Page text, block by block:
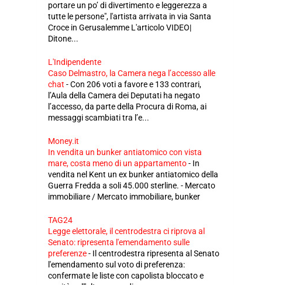
portare un po’ di divertimento e leggerezza a
tutte le persone", l'artista arrivata in via Santa
Croce in Gerusalemme L'articolo VIDEO|
Ditone...
L'Indipendente
Caso Delmastro, la Camera nega l’accesso alle
chat -Con 206 voti a favore e 133 contrari,
l’Aula della Camera dei Deputati ha negato
l’accesso, da parte della Procura di Roma, ai
messaggi scambiati tra l’e...
Money.it
In vendita un bunker antiatomico con vista
mare, costa meno di un appartamento- In
vendita nel Kent un ex bunker antiatomico della
Guerra Fredda a soli 45.000 sterline. - Mercato
immobiliare / Mercato immobiliare, bunker
TAG24
Legge elettorale, il centrodestra ci riprova al
Senato: ripresenta l'emendamento sulle
preferenze- Il centrodestra ripresenta al Senato
l'emendamento sul voto di preferenza:
confermate le liste con capolista bloccato e